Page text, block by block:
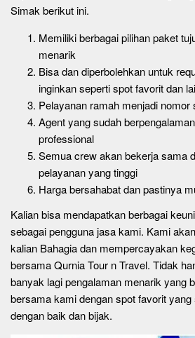
Simak berikut ini.
Memiliki berbagai pilihan paket
menarik
Bisa dan diperbolehkan untuk
inginkan seperti spot favorit dan
Pelayanan ramah menjadi nomor
Agent yang sudah
professional
Semua crew akan bekerja sama
pelayanan yang tinggi
Harga bersahabat dan pastinya
Kalian bisa mendapatkan berbagai
sebagai pengguna jasa kami. Kami
kalian Bahagia dan mempercayakan
bersama Qurnia Tour n Travel. Tidak
banyak lagi pengalaman menarik yang
bersama kami dengan spot favorit yang
dengan baik dan bijak.